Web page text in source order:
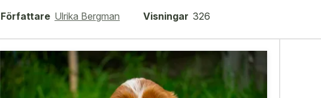
Författare Ulrika Bergman Visningar 326